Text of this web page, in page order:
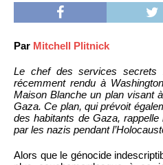
Par Mitchell Plitnick
Le chef des services secrets
récemment rendu à
Maison Blanche un plan visant
Gaza. Ce plan, qui prévoit
des habitants de Gaza,
par les nazis pendant
Alors que le génocide